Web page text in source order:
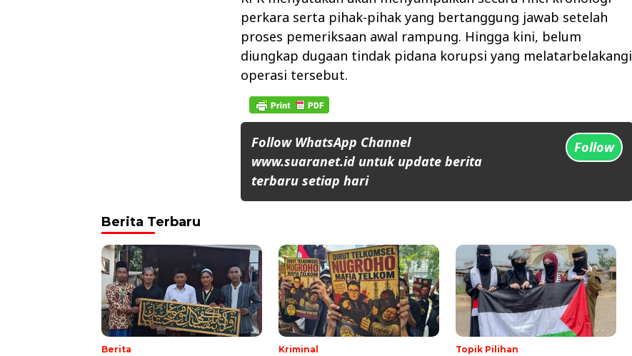
perkara serta pihak-pihak yang bertanggung jawab setelah
proses pemeriksaan awal rampung. Hingga kini, belum
diungkap dugaan tindak pidana korupsi yang melatarbelakangi
operasi tersebut.
Follow WhatsApp Channel
www.suaranet.id untuk update berita
terbaru setiap hari
Follow
Berita Terbaru
Berita Kriminal Topik Pilihan